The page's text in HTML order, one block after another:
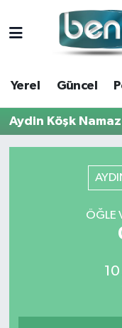
Yerel Güncel
Aydin Köşk
ÖĞLE
Yerel
Güncel
Politika
Hava Durumu
Trafik Durumu
Süper Lig